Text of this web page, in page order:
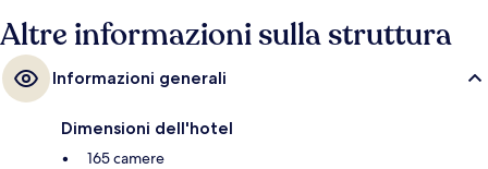
Altre informazioni sulla struttura
Informazioni generali
Dimensioni dell'hotel
165 camere